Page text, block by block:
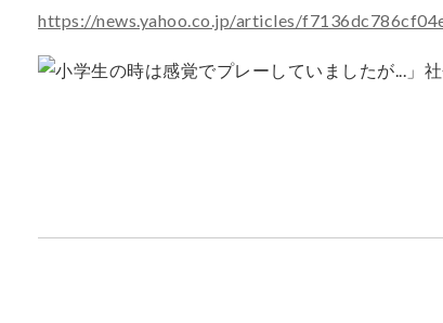
https://news.yahoo.co.jp/articles/